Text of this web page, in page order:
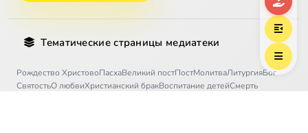
Тематические страницы медиатеки
Рождество ХристовоПасхаВеликий постПостМолитваЛитургияБог
СвятостьО любвиХристианский бракВоспитание детейСмерть